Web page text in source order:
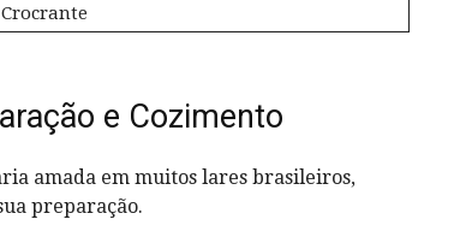
Crocrante
e Cozimento
amada ⁢em muitos lares brasileiros,⁢
preparação.